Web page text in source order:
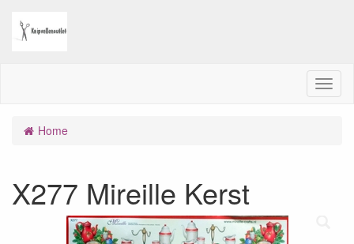
M
e
Home
X277 Mireille Kerst